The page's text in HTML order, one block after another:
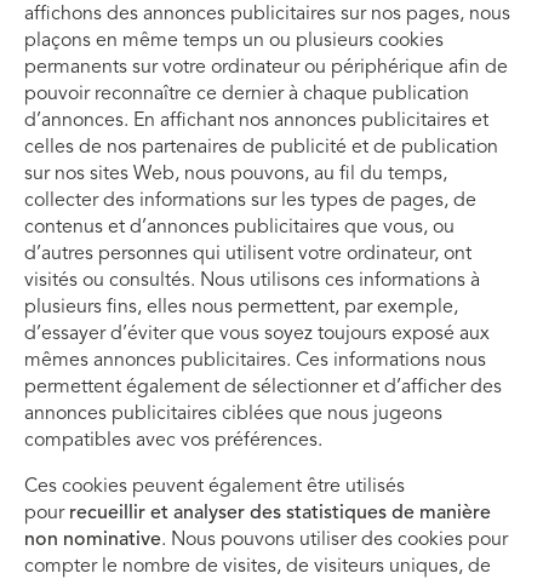
affichons des annonces publicitaires sur nos pages, nous
plaçons en même temps un ou plusieurs cookies
permanents sur votre ordinateur ou périphérique afin de
pouvoir reconnaître ce dernier à chaque publication
d’annonces. En affichant nos annonces publicitaires et
celles de nos partenaires de publicité et de publication
sur nos sites Web, nous pouvons, au fil du temps,
collecter des informations sur les types de pages, de
contenus et d’annonces publicitaires que vous, ou
d’autres personnes qui utilisent votre ordinateur, ont
visités ou consultés. Nous utilisons ces informations à
plusieurs fins, elles nous permettent, par exemple,
d’essayer d’éviter que vous soyez toujours exposé aux
mêmes annonces publicitaires. Ces informations nous
permettent également de sélectionner et d’afficher des
annonces publicitaires ciblées que nous jugeons
compatibles avec vos préférences.
Ces cookies peuvent également être utilisés
pour recueillir et analyser des statistiques de manière
non nominative. Nous pouvons utiliser des cookies pour
compter le nombre de visites, de visiteurs uniques, de